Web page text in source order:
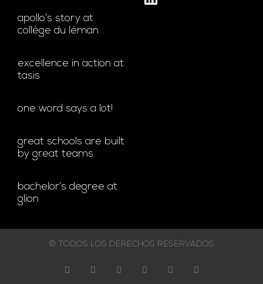
apollo’s story at
collège du léman
excellence in action at
tasis
one word says a lot!
great schools are built
by great teams.
bachelor’s degree at
glion
© TODOS LOS DERECHOS RESERVADOS